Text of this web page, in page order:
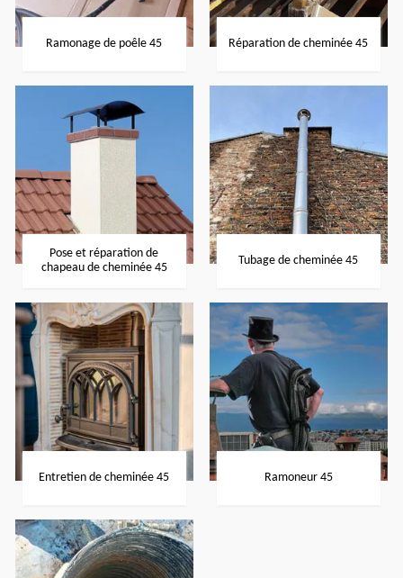
Ramonage de poêle 45 Réparation de cheminée 45
Pose et réparation de
chapeau de cheminée 45
Tubage de cheminée 45
Entretien de cheminée 45 Ramoneur 45